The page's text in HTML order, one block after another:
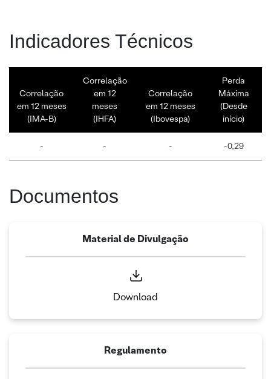
Indicadores Técnicos
Correlação
em 12 meses
(IMA-B)
Correlação
em 12
meses
(IHFA)
Correlação
em 12 meses
(Ibovespa)
Perda
Máxima
(Desde
início)
- - - -0,29
Documentos
Material de Divulgação
Download
Regulamento